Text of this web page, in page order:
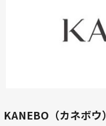
KANEBO（カネボウ）